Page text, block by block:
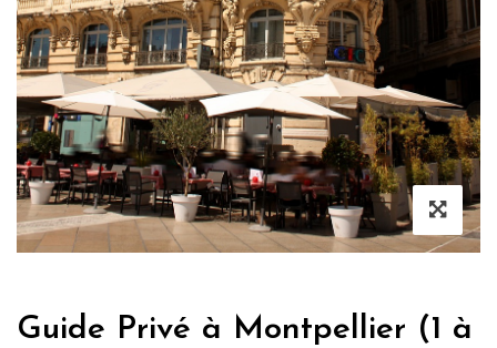
Guide Privé à Montpellier (1 à